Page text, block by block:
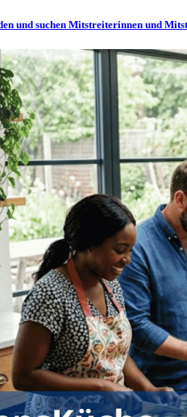
und suchen Mitstreiterinnen und